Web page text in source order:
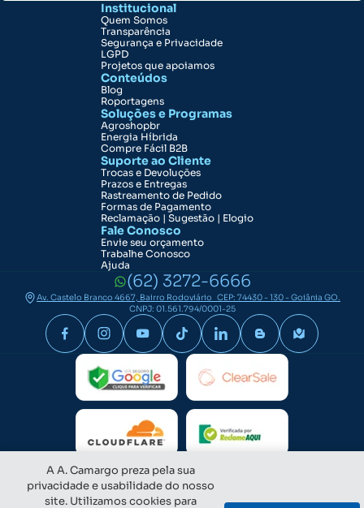
Institucional
Quem Somos
Transparência
Segurança e Privacidade
LGPD
Projetos que apoiamos
Conteúdos
Blog
Roportagens
Soluções e Programas
Agroshopbr
Energia Híbrida
Compre Fácil B2B
Suporte ao Cliente
Trocas e Devoluções
Prazos e Entregas
Rastreamento de Pedido
Formas de Pagamento
Reclamação | Sugestão | Elogio
Fale Conosco
Envie seu orçamento
Trabalhe Conosco
Ajuda
(62) 3272-6666
Av. Castelo Branco 4667, Bairro Rodoviário CEP: 74430 - 130 - Goiânia GO.
CNPJ: 01.561.794/0001-25
A A. Camargo preza pela sua
privacidade e usabilidade do nosso
site. Utilizamos cookies para